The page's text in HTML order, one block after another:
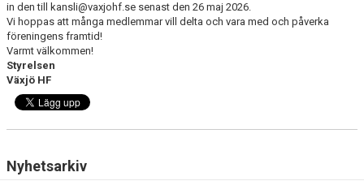
MATCHER
in den till kansli@vaxjohf.se senast den 26 maj 2026.
Vi hoppas att många medlemmar vill delta och vara med och påverka
föreningens framtid!
Varmt välkommen!
Styrelsen
Växjö HF
Nyhetsarkiv